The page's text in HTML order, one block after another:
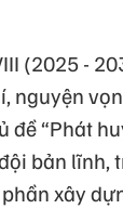
(2025 -
nguyện
đề “Phát
bản lĩnh,
xây